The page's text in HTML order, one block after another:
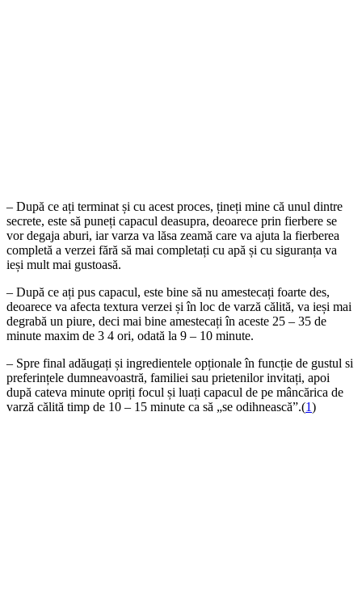
– După ce ați terminat și cu acest proces, țineți mine că unul dintre
secrete, este să puneți capacul deasupra, deoarece prin fierbere se
vor degaja aburi, iar varza va lăsa zeamă care va ajuta la fierberea
completă a verzei fără să mai completați cu apă și cu siguranța va
ieși mult mai gustoasă.
– După ce ați pus capacul, este bine să nu amestecați foarte des,
deoarece va afecta textura verzei și în loc de varză călită, va ieși mai
degrabă un piure, deci mai bine amestecați în aceste 25 – 35 de
minute maxim de 3 4 ori, odată la 9 – 10 minute.
– Spre final adăugați și ingredientele opționale în funcție de gustul si
preferințele dumneavoastră, familiei sau prietenilor invitați, apoi
după cateva minute opriți focul și luați capacul de pe mâncărica de
varză călită timp de 10 – 15 minute ca să „se odihnească”.(1)